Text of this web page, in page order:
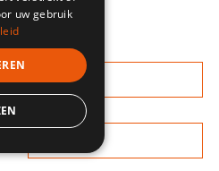
uw gebruik